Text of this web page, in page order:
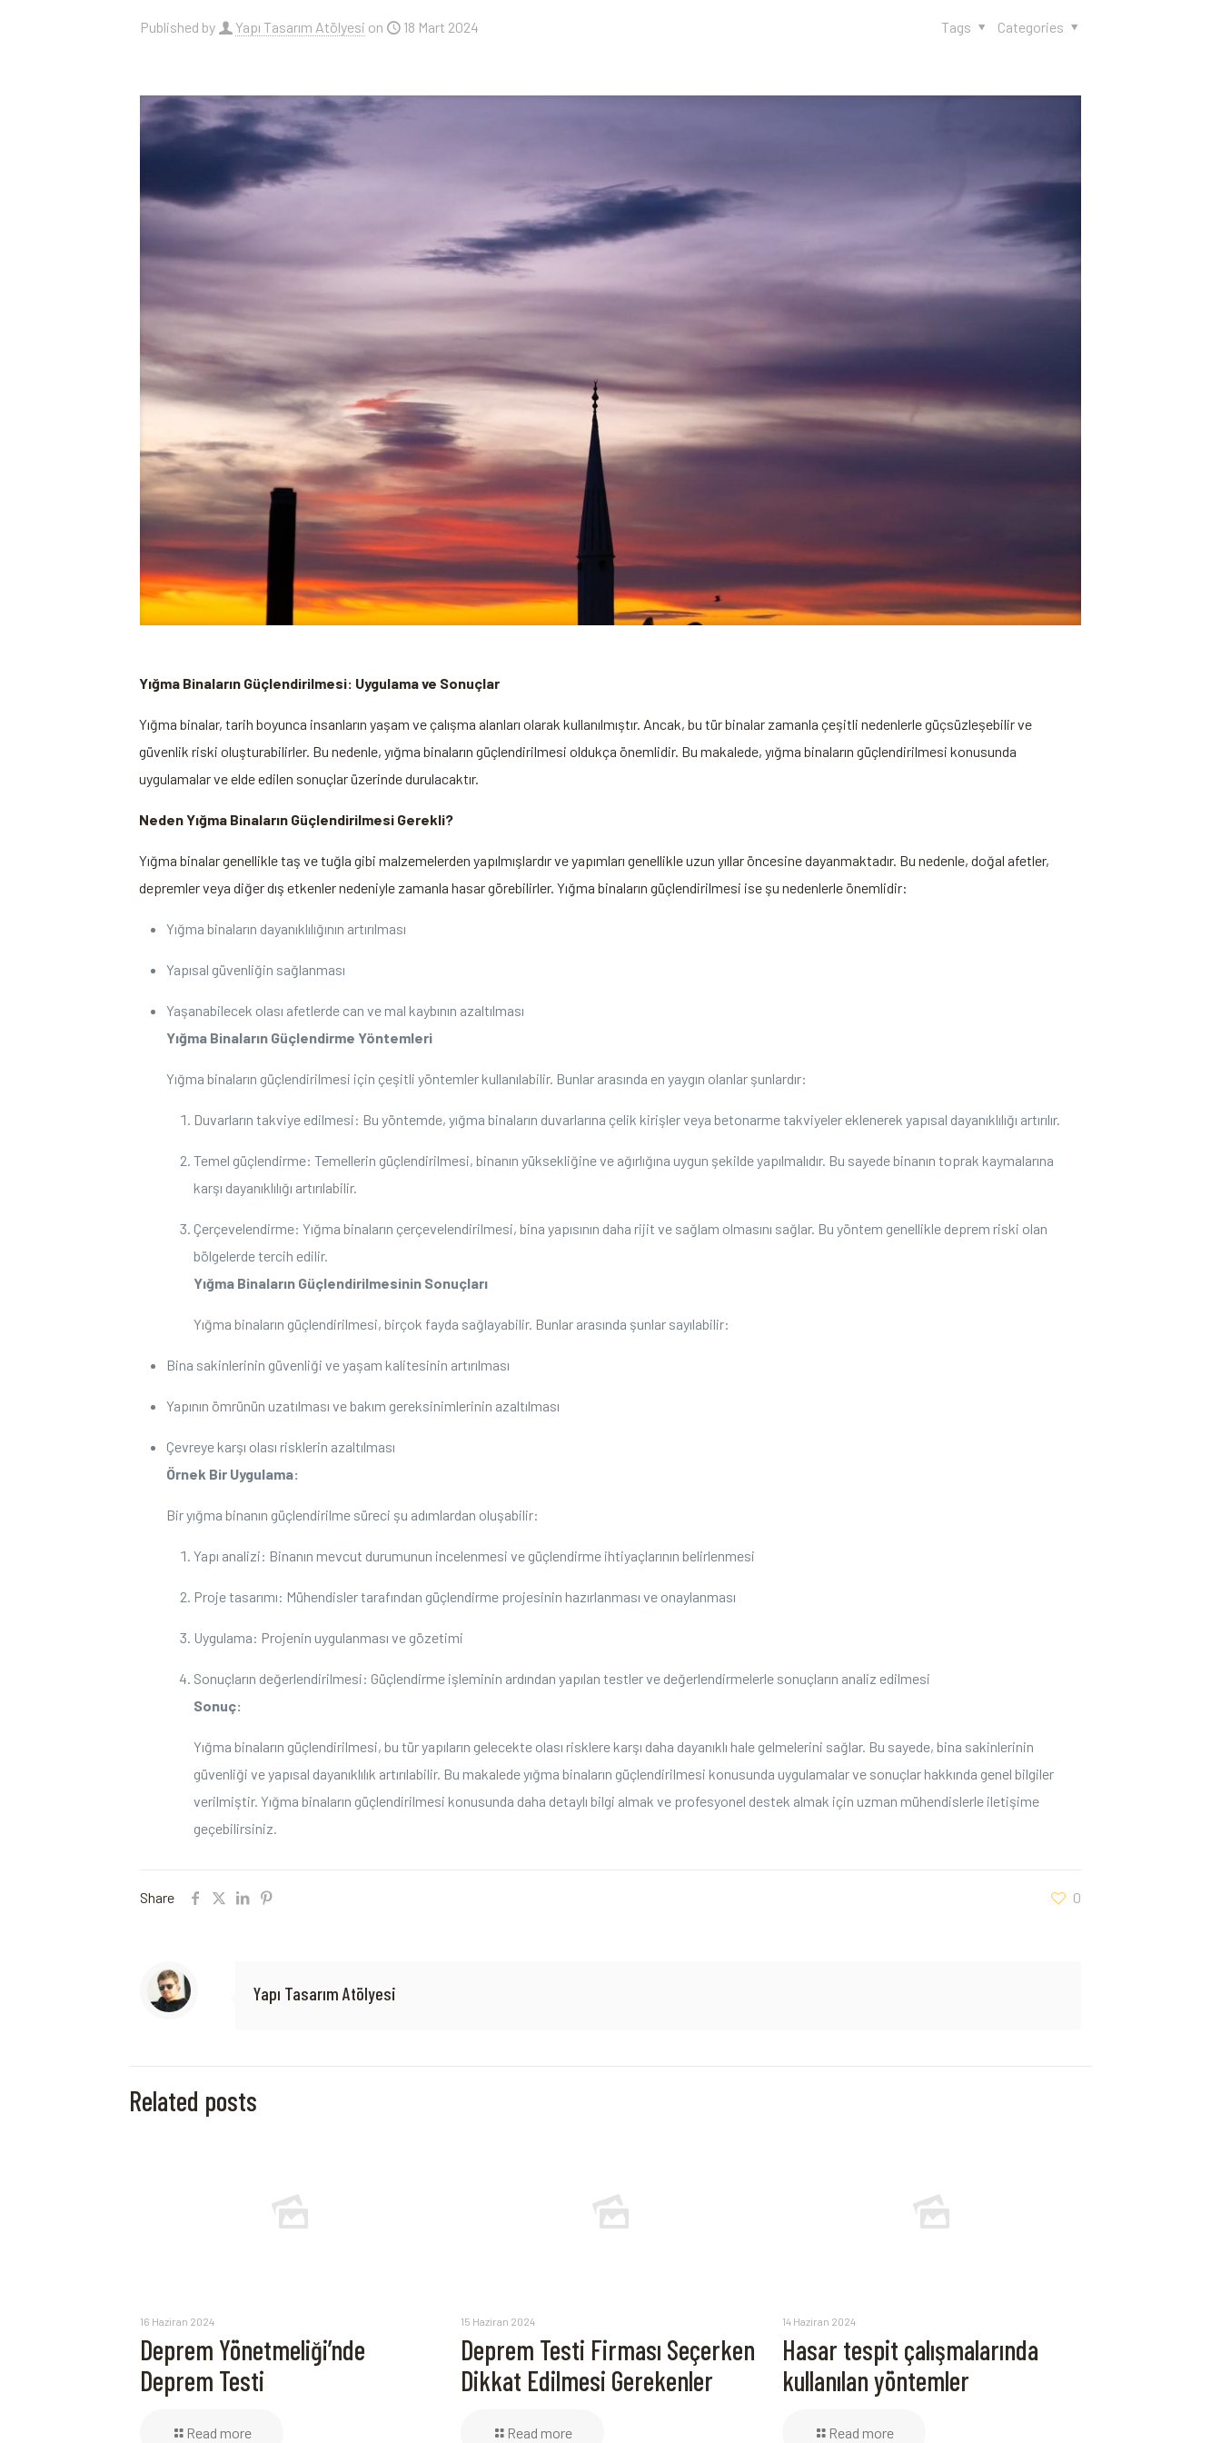
Published by Yapı Tasarım Atölyesi on 18 Mart 2024 Categories
Tags
Yığma Binaların Güçlendirilmesi: ⁤Uygulama ve Sonuçlar
Yığma binalar, tarih boyunca insanların yaşam ve çalışma alanları olarak kullanılmıştır. Ancak, bu tür binalar zamanla çeşitli nedenlerle güçsüzleşebilir​ ve
güvenlik ⁣riski oluşturabilirler.‍ Bu nedenle, yığma binaların güçlendirilmesi oldukça önemlidir. Bu‌ makalede, yığma binaların güçlendirilmesi konusunda
uygulamalar ve elde‍ edilen sonuçlar üzerinde durulacaktır.
Neden Yığma Binaların Güçlendirilmesi Gerekli?
Yığma binalar genellikle taş ve ‌tuğla gibi malzemelerden yapılmışlardır ve yapımları genellikle uzun yıllar öncesine dayanmaktadır. Bu nedenle, doğal afetler,
depremler veya⁣ diğer dış etkenler nedeniyle zamanla hasar görebilirler. Yığma binaların güçlendirilmesi ise şu nedenlerle önemlidir:
Yığma binaların dayanıklılığının artırılması
Yapısal güvenliğin sağlanması
Yaşanabilecek olası afetlerde can ve mal kaybının azaltılması
Yığma Binaların Güçlendirme Yöntemleri
Yığma binaların güçlendirilmesi için çeşitli yöntemler kullanılabilir. Bunlar arasında en yaygın olanlar şunlardır:
Duvarların takviye edilmesi: Bu yöntemde, yığma​ binaların duvarlarına çelik kirişler veya betonarme takviyeler ​eklenerek yapısal dayanıklılığı artırılır.
Temel güçlendirme:‌ Temellerin güçlendirilmesi, binanın yüksekliğine ve ağırlığına uygun şekilde yapılmalıdır. Bu sayede binanın toprak kaymalarına
karşı dayanıklılığı artırılabilir.
Çerçevelendirme: Yığma binaların çerçevelendirilmesi, bina yapısının daha‌ rijit ve sağlam ‌olmasını sağlar. Bu ‌yöntem genellikle deprem riski olan
bölgelerde⁢ tercih edilir.
Yığma Binaların Güçlendirilmesinin Sonuçları
Yığma binaların güçlendirilmesi, birçok⁤ fayda sağlayabilir. ‍Bunlar arasında şunlar sayılabilir:
Bina sakinlerinin güvenliği ve yaşam kalitesinin artırılması
Yapının ömrünün ‍uzatılması ve bakım gereksinimlerinin azaltılması
Çevreye karşı olası risklerin ⁣azaltılması
Örnek Bir Uygulama:
Bir yığma⁤ binanın güçlendirilme süreci şu adımlardan oluşabilir:
Yapı analizi: Binanın mevcut durumunun incelenmesi ve güçlendirme ihtiyaçlarının belirlenmesi
Proje tasarımı: Mühendisler ‌tarafından güçlendirme projesinin hazırlanması ⁣ve onaylanması
Uygulama: Projenin uygulanması ve gözetimi
Sonuçların değerlendirilmesi: Güçlendirme işleminin ardından yapılan testler ve değerlendirmelerle sonuçların analiz edilmesi
Sonuç:
Yığma binaların güçlendirilmesi, bu tür​ yapıların gelecekte olası risklere karşı daha dayanıklı hale gelmelerini sağlar. Bu sayede, bina ⁤sakinlerinin
güvenliği ve yapısal dayanıklılık artırılabilir. Bu makalede yığma binaların‌ güçlendirilmesi konusunda uygulamalar ve sonuçlar hakkında genel bilgiler ​
verilmiştir. Yığma binaların güçlendirilmesi konusunda daha detaylı bilgi almak ve profesyonel destek almak için uzman mühendislerle iletişime
geçebilirsiniz.
Share 0
Yapı Tasarım Atölyesi
Related posts
16 Haziran 2024
Deprem Yönetmeliği’nde
Deprem Testi
Read more
15 Haziran 2024
Deprem Testi Firması Seçerken
Dikkat Edilmesi Gerekenler
Read more
14 Haziran 2024
Hasar tespit çalışmalarında
kullanılan yöntemler
Read more